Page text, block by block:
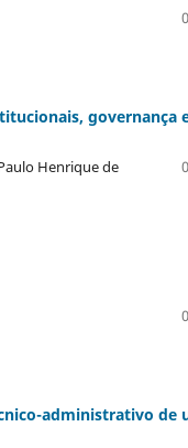
governança
Henrique de
administrativo de